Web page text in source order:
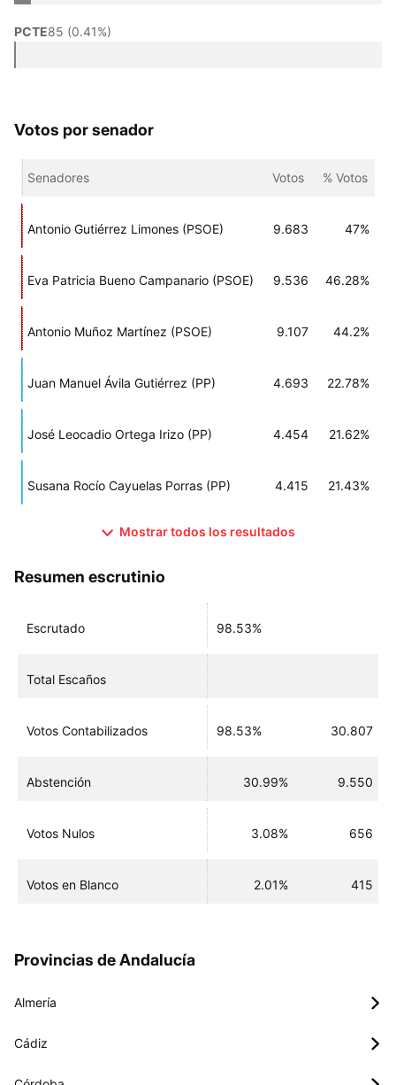
PCTE85 (0.41%)
Votos por senador
Senadores Votos % Votos
Antonio Gutiérrez Limones (PSOE) 9.683 47%
Eva Patricia Bueno Campanario (PSOE) 9.536 46.28%
Antonio Muñoz Martínez (PSOE) 9.107 44.2%
Juan Manuel Ávila Gutiérrez (PP) 4.693 22.78%
José Leocadio Ortega Irizo (PP) 4.454 21.62%
Susana Rocío Cayuelas Porras (PP) 4.415 21.43%
Mostrar todos los resultados
Resumen escrutinio
Escrutado 98.53%
Total Escaños
Votos Contabilizados 98.53% 30.807
Abstención 30.99% 9.550
Votos Nulos 3.08% 656
Votos en Blanco 2.01% 415
Provincias de Andalucía
Almería
Cádiz